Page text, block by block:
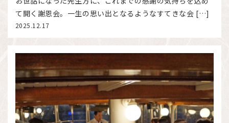
て開く謝恩会。一生の思い出となるようなすてきな会 […]
2025.12.17